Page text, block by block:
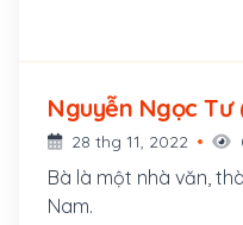
28 thg 11, 2022
Bà là một nhà văn,
Nam.